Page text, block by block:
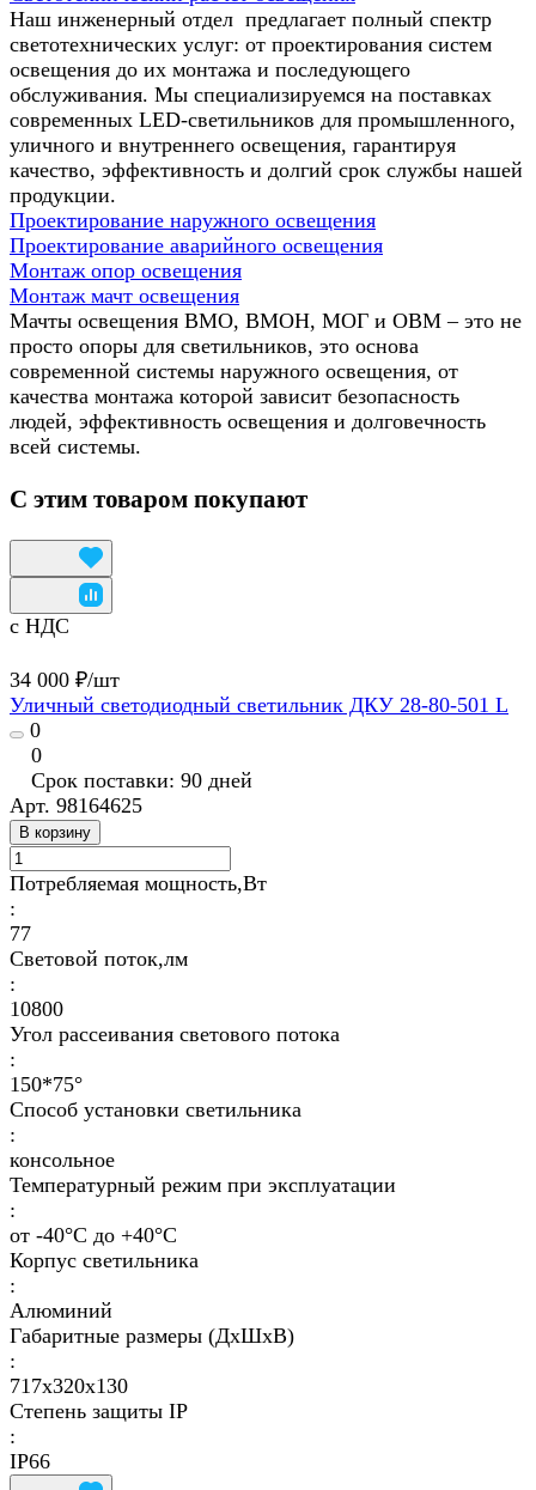
Наш инженерный отдел предлагает полный спектр
светотехнических услуг: от проектирования систем
освещения до их монтажа и последующего
обслуживания. Мы специализируемся на поставках
современных LED-светильников для промышленного,
уличного и внутреннего освещения, гарантируя
качество, эффективность и долгий срок службы нашей
продукции.
Проектирование наружного освещения
Проектирование аварийного освещения
Монтаж опор освещения
Монтаж мачт освещения
Мачты освещения ВМО, ВМОН, МОГ и ОВМ – это не
просто опоры для светильников, это основа
современной системы наружного освещения, от
качества монтажа которой зависит безопасность
людей, эффективность освещения и долговечность
всей системы.
С этим товаром покупают
с НДС
34 000 ₽/шт
Уличный светодиодный светильник ДКУ 28-80-501 L
0
0
Срок поставки: 90 дней
Арт. 98164625
В корзину
Потребляемая мощность,Вт
:
77
Световой поток,лм
:
10800
Угол рассеивания светового потока
:
150*75°
Способ установки светильника
:
консольное
Температурный режим при эксплуатации
:
от -40°C до +40°C
Корпус светильника
:
Алюминий
Габаритные размеры (ДхШхВ)
:
717х320х130
Степень защиты IP
:
IP66